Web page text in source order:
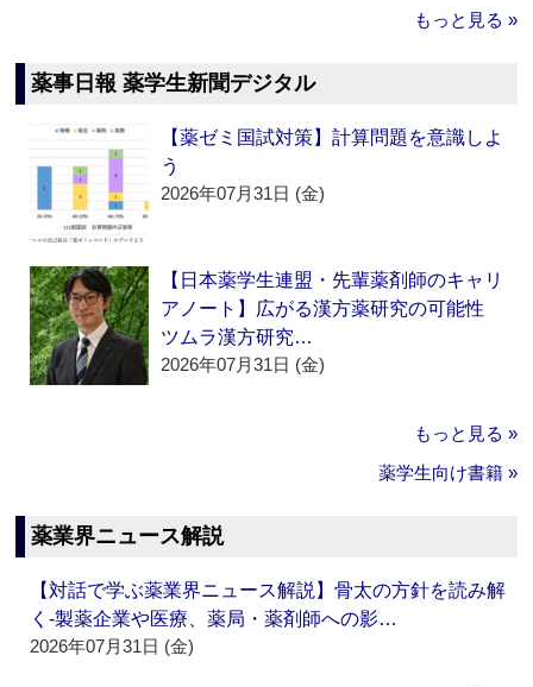
もっと見る »
薬事日報 薬学生新聞デジタル
【薬ゼミ国試対策】計算問題を意識しよ
う
2026年07月31日 (金)
【日本薬学生連盟・先輩薬剤師のキャリ
アノート】広がる漢方薬研究の可能性
ツムラ漢方研究…
2026年07月31日 (金)
もっと見る »
薬学生向け書籍 »
薬業界ニュース解説
【対話で学ぶ薬業界ニュース解説】骨太の方針を読み解
く‐製薬企業や医療、薬局・薬剤師への影…
2026年07月31日 (金)